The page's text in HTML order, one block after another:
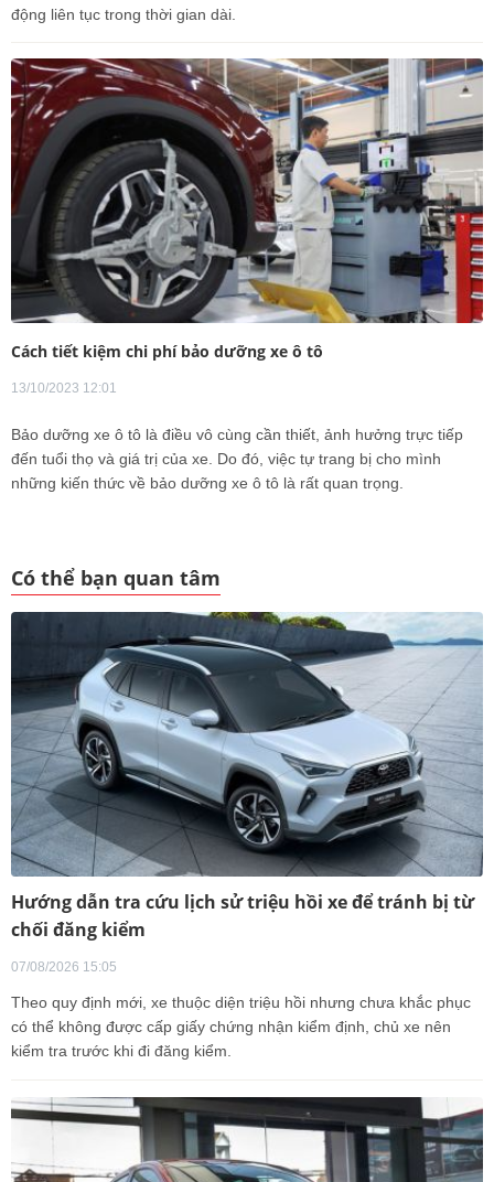
động liên tục trong thời gian dài.
Cách tiết kiệm chi phí bảo dưỡng xe ô tô
13/10/2023 12:01
Bảo dưỡng xe ô tô là điều vô cùng cần thiết, ảnh hưởng trực tiếp
đến tuổi thọ và giá trị của xe. Do đó, việc tự trang bị cho mình
những kiến thức về bảo dưỡng xe ô tô là rất quan trọng.
Có thể bạn quan tâm
Hướng dẫn tra cứu lịch sử triệu hồi xe để tránh bị từ
chối đăng kiểm
07/08/2026 15:05
Theo quy định mới, xe thuộc diện triệu hồi nhưng chưa khắc phục
có thể không được cấp giấy chứng nhận kiểm định, chủ xe nên
kiểm tra trước khi đi đăng kiểm.